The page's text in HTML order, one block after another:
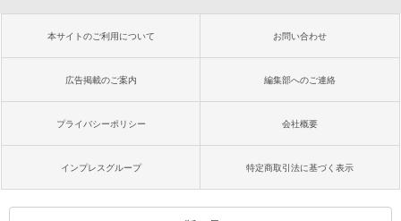
本サイトのご利用について お問い合わせ
広告掲載のご案内 編集部へのご連絡
プライバシーポリシー 会社概要
インプレスグループ 特定商取引法に基づく表示